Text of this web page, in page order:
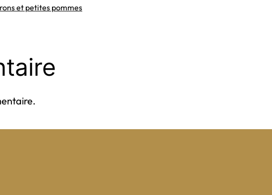
et petites pommes